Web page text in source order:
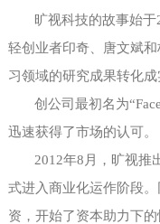
旷视科技的故事始于
轻创业者印奇、唐文斌
习领域的研究成果转化
创公司最初名为
迅速获得了市场的认可。
2012年8月，旷视推
式进入商业化运作阶段
资，开始了资本助力下的